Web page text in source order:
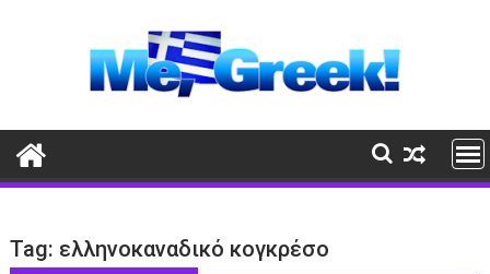
Tag: ελληνοκαναδικό κογκρέσο